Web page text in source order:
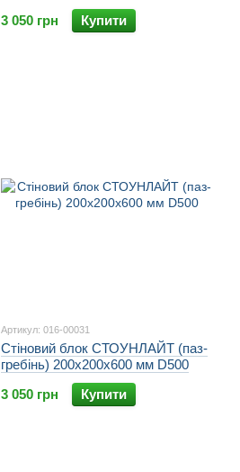
3 050 грн
Купити
Артикул: 016-00031
Стіновий блок СТОУНЛАЙТ (паз-
гребінь) 200х200х600 мм D500
3 050 грн
Купити